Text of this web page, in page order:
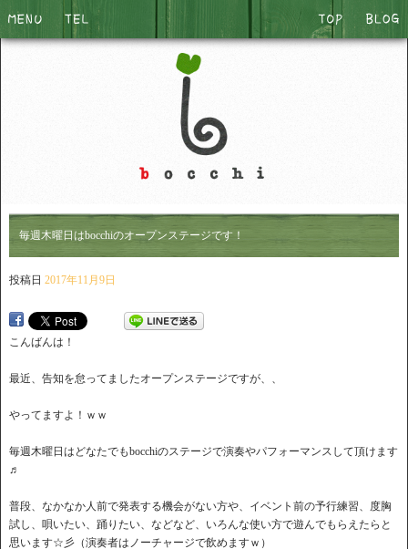
毎週木曜日はbocchiのオープンステージです！
投稿日 2017年11月9日
こんばんは！
最近、告知を怠ってましたオープンステージですが、、
やってますよ！ｗｗ
毎週木曜日はどなたでもbocchiのステージで演奏やパフォーマンスして頂けます
♬
普段、なかなか人前で発表する機会がない方や、イベント前の予行練習、度胸
試し、唄いたい、踊りたい、などなど、いろんな使い方で遊んでもらえたらと
思います☆彡（演奏者はノーチャージで飲めますｗ）